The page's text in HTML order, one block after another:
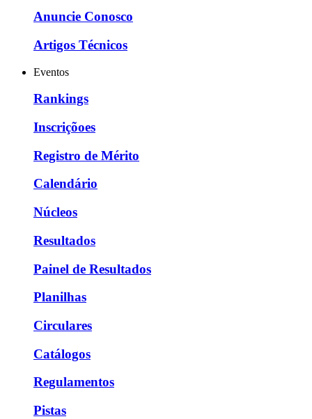
Anuncie Conosco
Artigos Técnicos
Eventos
Rankings
Inscriçõoes
Registro de Mérito
Calendário
Núcleos
Resultados
Painel de Resultados
Planilhas
Circulares
Catálogos
Regulamentos
Pistas